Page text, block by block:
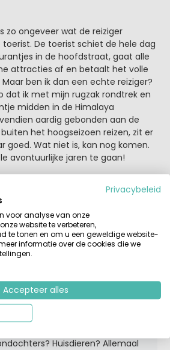
zo ongeveer wat de reiziger
De toerist schiet de hele dag
in de hoofdstraat, gaat alle
attracties af en betaalt het volle
ben ik dan een echte reiziger?
dat ik met mijn rugzak rondtrek en
midden in de Himalaya
aardig gebonden aan de
het hoogseizoen reizen, zit er
goed. Wat niet is, kan nog komen.
avontuurlijke jaren te gaan!
is moeder van drie pubers.
vormen ze een groot en
samengesteld gezin. Dat menig
- in twee auto’s en diverse
- op pad gaat om
Huisdieren? Allemaal
Privacybeleid
voor analyse van onze
website te verbeteren,
te tonen en om u een geweldige website-
informatie over de cookies die we
Accepteer alles